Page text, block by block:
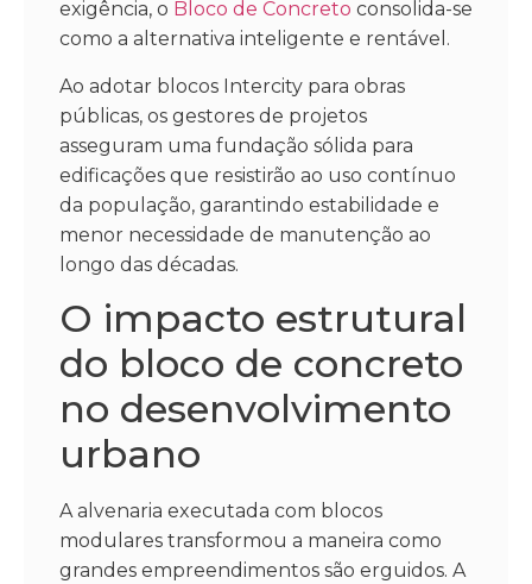
exigência, o Bloco de Concreto consolida-se
como a alternativa inteligente e rentável.
Ao adotar blocos Intercity para obras
públicas, os gestores de projetos
asseguram uma fundação sólida para
edificações que resistirão ao uso contínuo
da população, garantindo estabilidade e
menor necessidade de manutenção ao
longo das décadas.
O impacto estrutural
do bloco de concreto
no desenvolvimento
urbano
A alvenaria executada com blocos
modulares transformou a maneira como
grandes empreendimentos são erguidos. A